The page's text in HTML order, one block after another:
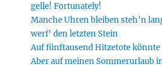
gelle! Fortunately!
Manche Uhren bleiben steh’n
werf‘ den letzten Stein
Auf fünftausend Hitzetote
Aber auf meinen Sommerurlaub